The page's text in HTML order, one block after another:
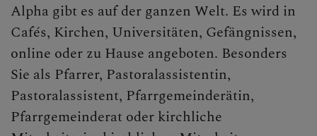
Pastorale Berufe
Diakon werden
Ministranten
Jobbörse
Alpha gibt es auf der ganzen Welt. Es wird in
Cafés, Kirchen, Universitäten, Gefängnissen,
online oder zu Hause angeboten. Besonders
Sie als Pfarrer, Pastoralassistentin,
Pastoralassistent, Pfarrgemeinderätin,
Pfarrgemeinderat oder kirchliche